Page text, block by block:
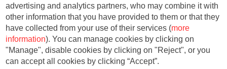
advertising and analytics partners, who may combine it with
other information that you have provided to them or that they
have collected from your use of their services (more
information). You can manage cookies by clicking on
"Manage", disable cookies by clicking on "Reject", or you
can accept all cookies by clicking “Accept”.